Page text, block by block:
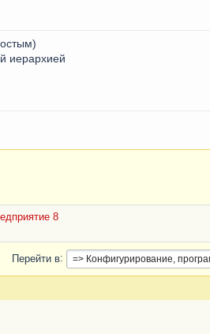
иерархией
8
Перейти в